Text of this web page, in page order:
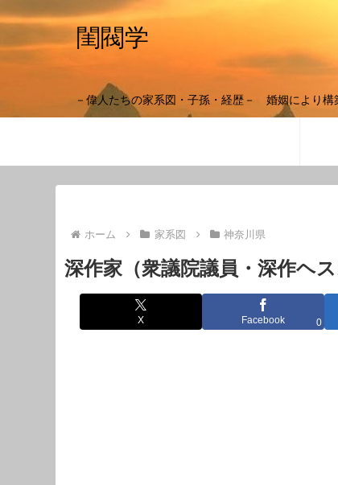
閨閥学
－偉人たちの家系図・子孫・経歴－ 婚姻により構
ホーム 家系図 神奈川県
深作家（衆議院議員・深作ヘ
X Facebook 0